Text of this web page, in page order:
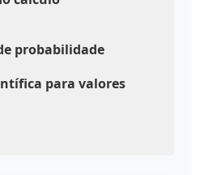
probabilidade
para valores